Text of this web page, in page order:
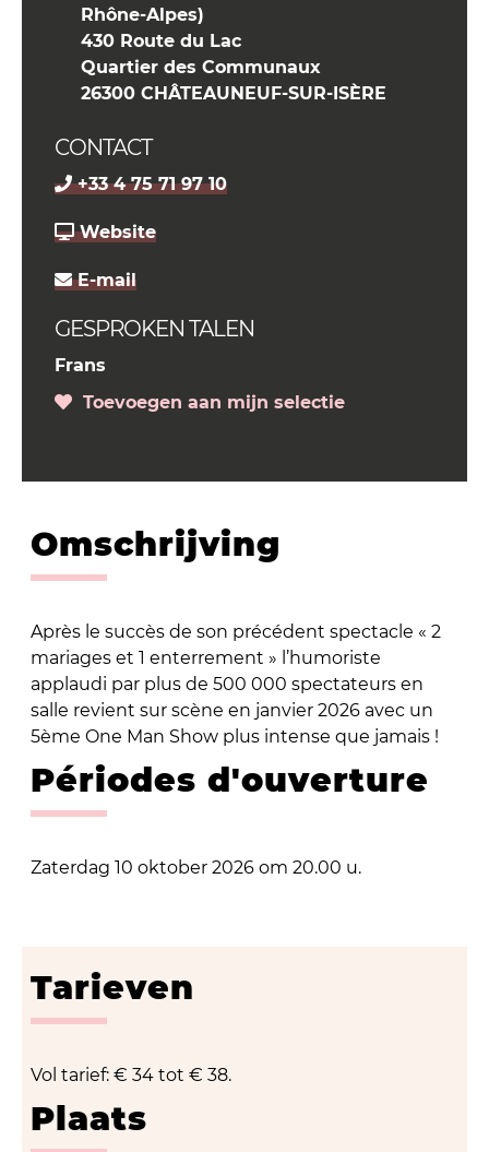
Rhône-Alpes)
430 Route du Lac
Quartier des Communaux
26300 CHÂTEAUNEUF-SUR-ISÈRE
CONTACT
+33 4 75 71 97 10
Website
E-mail
GESPROKEN TALEN
Frans
Toevoegen aan mijn selectie
Omschrijving
Après le succès de son précédent spectacle « 2
mariages et 1 enterrement » l’humoriste
applaudi par plus de 500 000 spectateurs en
salle revient sur scène en janvier 2026 avec un
5ème One Man Show plus intense que jamais !
Périodes d'ouverture
Zaterdag 10 oktober 2026 om 20.00 u.
Tarieven
Vol tarief: € 34 tot € 38.
Plaats